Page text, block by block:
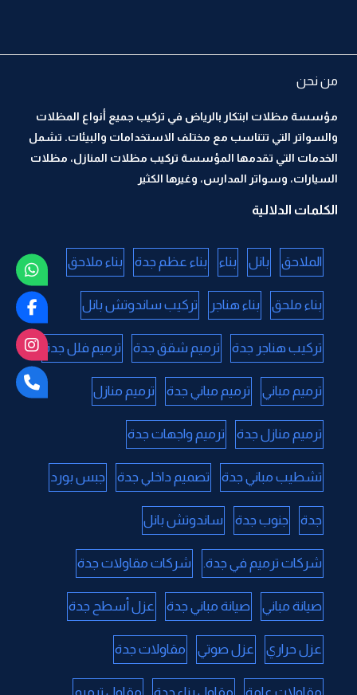
من نحن
مؤسسة مظلات ابتكار بالرياض في تركيب جميع أنواع المظلات
والسواتر التي تتناسب مع مختلف الاستخدامات والبيئات. تشمل
الخدمات التي تقدمها المؤسسة تركيب مظلات المنازل، مظلات
السيارات، وسواتر المدارس، وغيرها الكثير
الكلمات الدلالية
الملاحق بانل بناء بناء عظم جدة بناء ملاحق
بناء ملحق بناء هناجر تركيب ساندوتش بانل
تركيب هناجر جدة ترميم شقق جدة ترميم فلل جدة
ترميم مباني ترميم مباني جدة ترميم منازل
ترميم منازل جدة ترميم واجهات جدة
تشطيب مباني جدة تصميم داخلي جدة جبس بورد
جدة جنوب جدة ساندوتش بانل
شركات ترميم في جدة. شركات مقاولات جدة
صيانة مباني صيانة مباني جدة عزل أسطح جدة
عزل حراري عزل صوتي مقاولات جدة